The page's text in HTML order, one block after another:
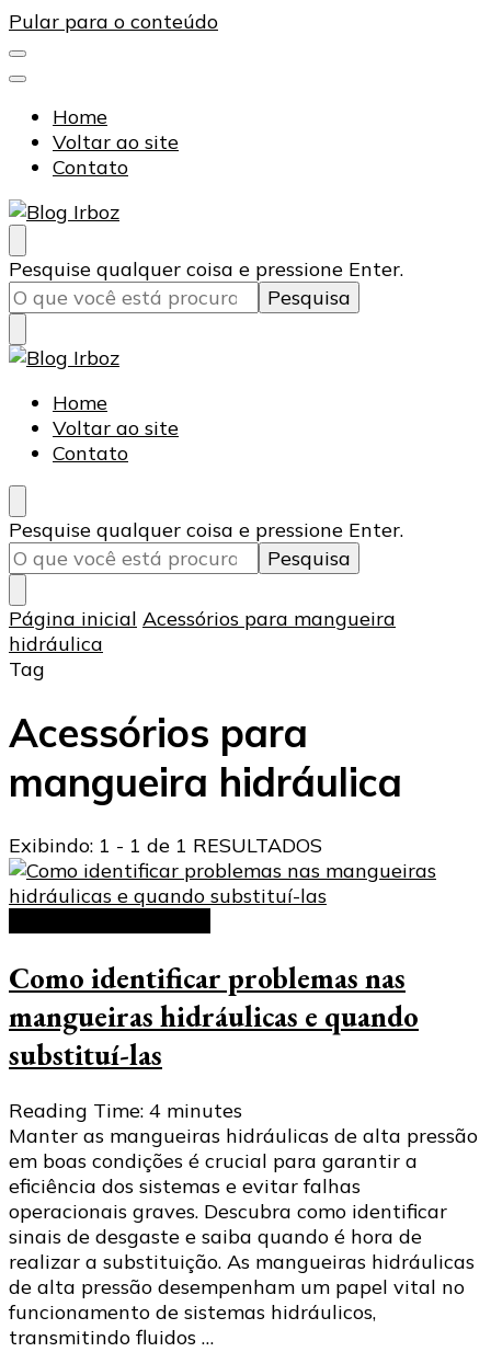
Pular para o conteúdo
Home
Voltar ao site
Contato
Blog Irboz
Blog de Lubrificação Industrial
Procurando
algo?
Pesquise qualquer coisa e pressione Enter.
Blog Irboz
Blog de Lubrificação Industrial
Home
Voltar ao site
Contato
Procurando
algo?
Pesquise qualquer coisa e pressione Enter.
Página inicial Acessórios para mangueira
hidráulica
Tag
Acessórios para
mangueira hidráulica
Exibindo: 1 - 1 de 1 RESULTADOS
Como identificar problemas nas
mangueiras hidráulicas e quando
substituí-las
Reading Time: 4 minutes
Manter as mangueiras hidráulicas de alta pressão
em boas condições é crucial para garantir a
eficiência dos sistemas e evitar falhas
operacionais graves. Descubra como identificar
sinais de desgaste e saiba quando é hora de
realizar a substituição. As mangueiras hidráulicas
de alta pressão desempenham um papel vital no
funcionamento de sistemas hidráulicos,
transmitindo fluidos …